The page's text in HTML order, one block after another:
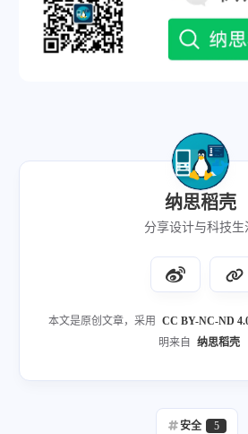
纳思稻壳
分享设计与科技生
本文是原创文章，采用 CC BY-NC-ND
明来自
纳思稻壳
安全 5